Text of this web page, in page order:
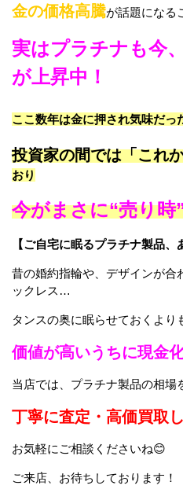
金の価格高騰が話題になる
実はプラチナも今
が上昇中！
ここ数年は金に押され気味だっ
投資家の間では「これ
おり
今がまさに“売り時
【ご自宅に眠るプラチナ製品、
昔の婚約指輪や、デザインが合
ックレス…
タンスの奥に眠らせておくより
価値が高いうちに現金
当店では、プラチナ製品の相場
丁寧に査定・高価買取
お気軽にご相談くださいね😊
ご来店、お待ちしております！